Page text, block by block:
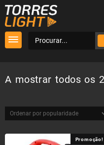
Skip
content
A mostrar todos os
Promoção!